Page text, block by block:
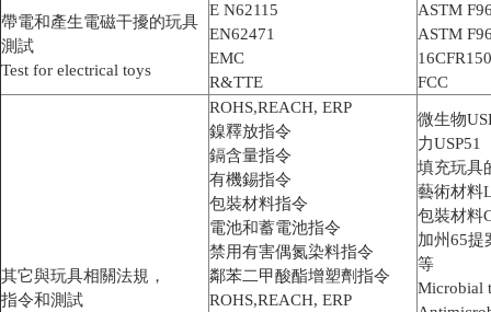
帶電和產生電磁干擾的玩具
測試
Test for electrical toys
E N62115
EN62471
EMC
R&TTE
ASTM
ASTM
FCC
其它與玩具相關法規，
指令和測試
ROHS,REACH, ERP
鎳釋放指令
鎘含量指令
有機錫指令
包裝材料指令
電池和蓄電池指令
禁用有害偶氮染料指令
鄰苯二甲酸酯增塑劑指令
ROHS,REACH, ERP
微生物
力USP51
填充玩具
藝術材料
包裝材料
加州65提
等
Microbial